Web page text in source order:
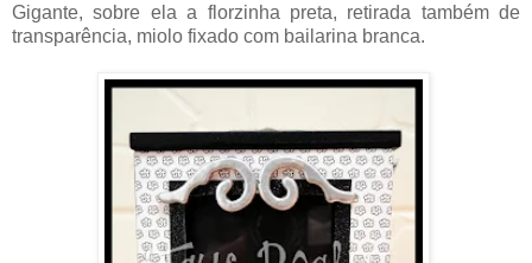
Gigante, sobre ela a florzinha preta, retirada também de
transparência, miolo fixado com bailarina branca.